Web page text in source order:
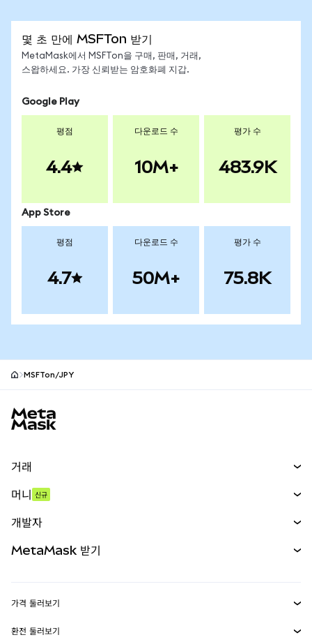
몇 초 만에 MSFTon 받기
MetaMask에서 MSFTon을 구매, 판매, 거래,
스왑하세요. 가장 신뢰받는 암호화폐 지갑.
Google Play
평점
4.4
다운로드 수
10M+
평가 수
483.9K
App Store
평점
4.7
다운로드 수
50M+
평가 수
75.8K
MSFTon/JPY
거래
무기한 선물
실물자산
머니 신규
개발자
MetaMask Connect
MetaMask 받기
가격 둘러보기
이더리움 가격
환전 둘러보기